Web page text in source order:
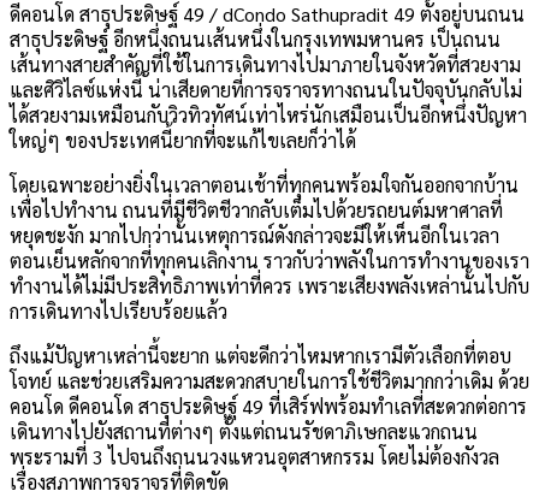
ดีคอนโด สาธุประดิษฐ์ 49 / dCondo Sathupradit 49 ตั้งอยู่บนถนน
สาธุประดิษฐ์ อีกหนึ่งถนนเส้นหนึ่งในกรุงเทพมหานคร เป็นถนน
เส้นทางสายสำคัญที่ใช้ในการเดินทางไปมาภายในจังหวัดที่สวยงาม
และศิวิไลซ์แห่งนี้ น่าเสียดายที่การจราจรทางถนนในปัจจุบันกลับไม่
ได้สวยงามเหมือนกับวิวทิวทัศน์เท่าไหร่นักเสมือนเป็นอีกหนึ่งปัญหา
ใหญ่ๆ ของประเทศนี้ยากที่จะแก้ไขเลยก็ว่าได้
โดยเฉพาะอย่างยิ่งในเวลาตอนเช้าที่ทุกคนพร้อมใจกันออกจากบ้าน
เพื่อไปทำงาน ถนนที่มีชีวิตชีวากลับเต็มไปด้วยรถยนต์มหาศาลที่
หยุดชะงัก มากไปกว่านั้นเหตุการณ์ดังกล่าวจะมีให้เห็นอีกในเวลา
ตอนเย็นหลักจากที่ทุกคนเลิกงาน ราวกับว่าพลังในการทำงานของเรา
ทำงานได้ไม่มีประสิทธิภาพเท่าที่ควร เพราะเสียงพลังเหล่านั้นไปกับ
การเดินทางไปเรียบร้อยแล้ว
ถึงแม้ปัญหาเหล่านี้จะยาก แต่จะดีกว่าไหมหากเรามีตัวเลือกที่ตอบ
โจทย์ และช่วยเสริมความสะดวกสบายในการใช้ชีวิตมากกว่าเดิม ด้วย
คอนโด ดีคอนโด สาธุประดิษฐ์ 49 ที่เสิร์ฟพร้อมทำเลที่สะดวกต่อการ
เดินทางไปยังสถานที่ต่างๆ ตั้งแต่ถนนรัชดาภิเษกละแวกถนน
พระรามที่ 3 ไปจนถึงถนนวงแหวนอุตสาหกรรม โดยไม่ต้องกังวล
เรื่องสภาพการจราจรที่ติดขัด